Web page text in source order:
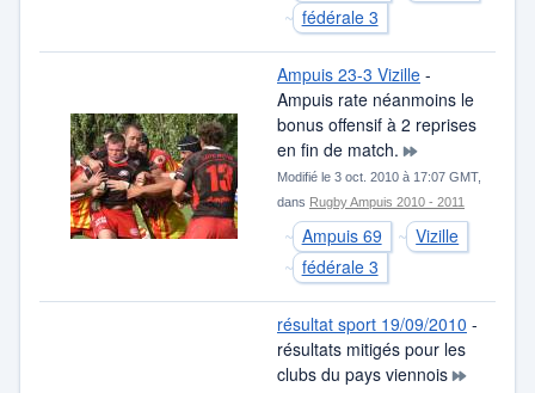
fédérale 3
Ampuis 23-3 Vizille -
Ampuis rate néanmoins le
bonus offensif à 2 reprises
en fin de match.
Modifié le 3 oct. 2010 à 17:07 GMT,
dans Rugby Ampuis 2010 - 2011
Ampuis 69
Vizille
fédérale 3
résultat sport 19/09/2010 -
résultats mitigés pour les
clubs du pays viennois